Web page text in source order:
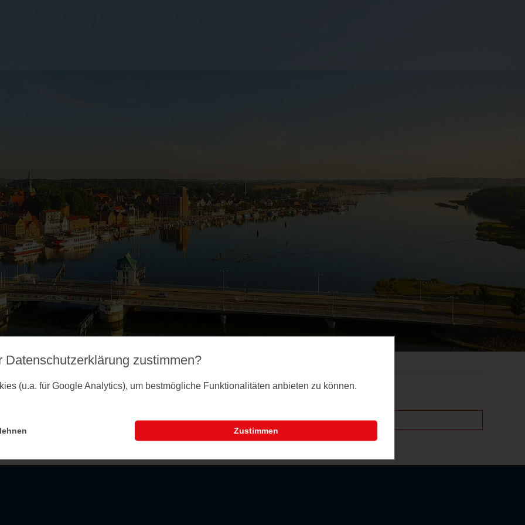
Datenschutz­erklärung zustimmen?
(u.a. für Google Analytics), um bestmögliche Funktionalitäten anbieten zu können.
Zustimmen